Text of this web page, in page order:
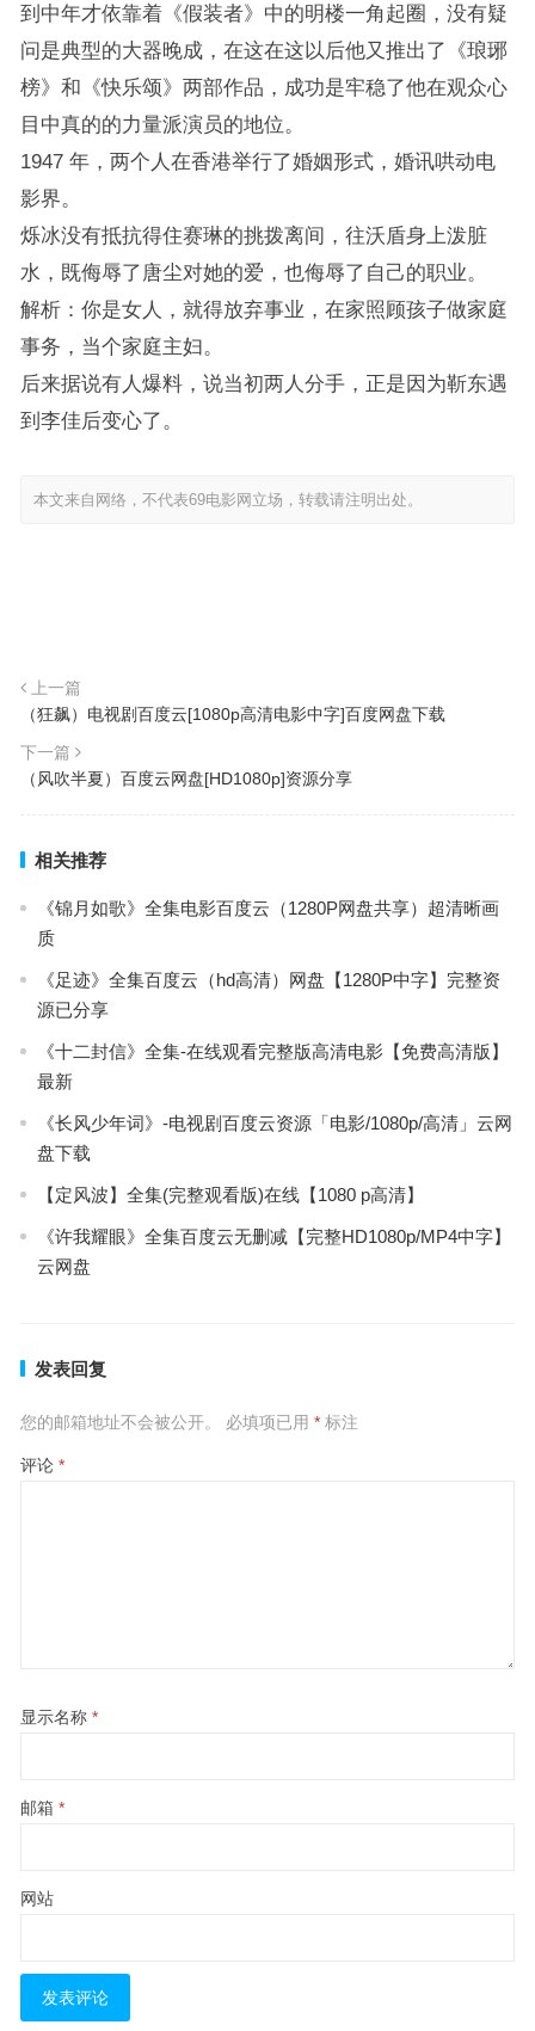
到中年才依靠着《假装者》中的明楼一角起圈，没有疑
问是典型的大器晚成，在这在这以后他又推出了《琅琊
榜》和《快乐颂》两部作品，成功是牢稳了他在观众心
目中真的的力量派演员的地位。
1947 年，两个人在香港举行了婚姻形式，婚讯哄动电
影界。
烁冰没有抵抗得住赛琳的挑拨离间，往沃盾身上泼脏
水，既侮辱了唐尘对她的爱，也侮辱了自己的职业。
解析：你是女人，就得放弃事业，在家照顾孩子做家庭
事务，当个家庭主妇。
后来据说有人爆料，说当初两人分手，正是因为靳东遇
到李佳后变心了。
本文来自网络，不代表69电影网立场，转载请注明出处。
上一篇
（狂飙）电视剧百度云[1080p高清电影中字]百度网盘下载
下一篇
（风吹半夏）百度云网盘[HD1080p]资源分享
相关推荐
《锦月如歌》全集电影百度云（1280P网盘共享）超清晰画
质
《足迹》全集百度云（hd高清）网盘【1280P中字】完整资
源已分享
《十二封信》全集-在线观看完整版高清电影【免费高清版】
最新
《长风少年词》-电视剧百度云资源「电影/1080p/高清」云网
盘下载
【定风波】全集(完整观看版)在线【1080 p高清】
《许我耀眼》全集百度云无删减【完整HD1080p/MP4中字】
云网盘
发表回复
您的邮箱地址不会被公开。 必填项已用 *标注
评论 *
显示名称 *
邮箱 *
网站